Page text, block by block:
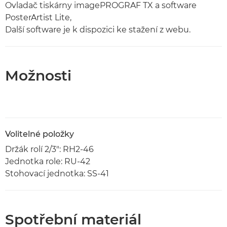
Ovladač tiskárny imagePROGRAF TX a software
PosterArtist Lite,
Další software je k dispozici ke stažení z webu.
Možnosti
Volitelné položky
Držák rolí 2/3": RH2-46
Jednotka role: RU-42
Stohovací jednotka: SS-41
Spotřební materiál